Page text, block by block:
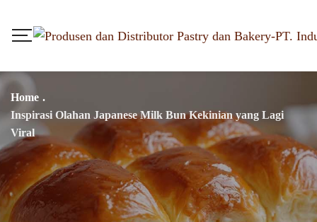
Home .
Inspirasi Olahan Japanese Milk Bun Kekinian yang Lagi
Viral